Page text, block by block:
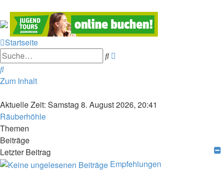
Startseite
Suche
Suche
Zum Inhalt
Aktuelle Zeit: Samstag 8. August 2026, 20:41
Räuberhöhle
Themen
Beiträge
Letzter Beitrag
Empfehlungen